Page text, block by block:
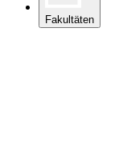
Fakultäten